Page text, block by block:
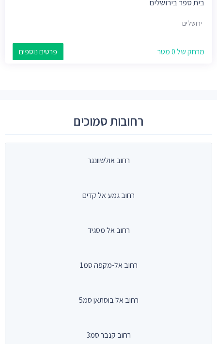
בית ספר בירושלים
ירושלים
מרחק של 0 מטר פרטים נוספים
רחובות סמוכים
רחוב אולשוונגר
רחוב גמע אל קדים
רחוב אל מסגיד
רחוב אל-מקפה סמ1
רחוב אל בוסתאן סמ5
רחוב קנבר סמ3